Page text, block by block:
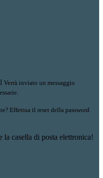
Verrà inviato un messaggio
Effettua il reset della password
casella di posta elettronica!